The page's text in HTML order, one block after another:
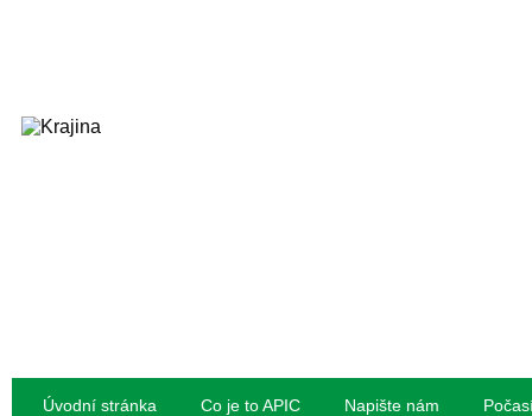
Úvodní stránka Co je to APIC Napište nám